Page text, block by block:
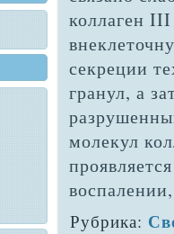
коллаген
секре­ции
гранул, а
молекул
Рубрика: